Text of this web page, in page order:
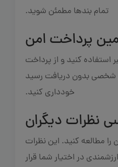
تمام بندها مطمئن شوید.
پرداخت امن
استفاده کنید و از پرداخت
بدون دریافت رسید
خودداری کنید.
نظرات دیگران
را مطالعه کنید. این نظرات
در اختیار شما قرار